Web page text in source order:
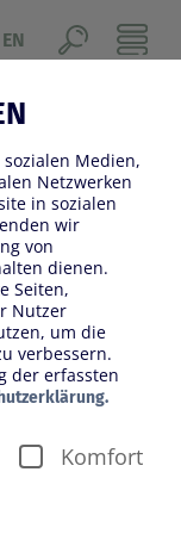
Medien,
Netzwerken
in sozialen
wir
von
dienen.
Seiten,
Nutzer
um die
verbessern.
der erfassten
Komfort
EN